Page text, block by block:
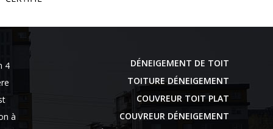
4
à
DÉNEIGEMENT DE TOIT
TOITURE DÉNEIGEMENT
COUVREUR TOIT PLAT
COUVREUR DÉNEIGEMENT